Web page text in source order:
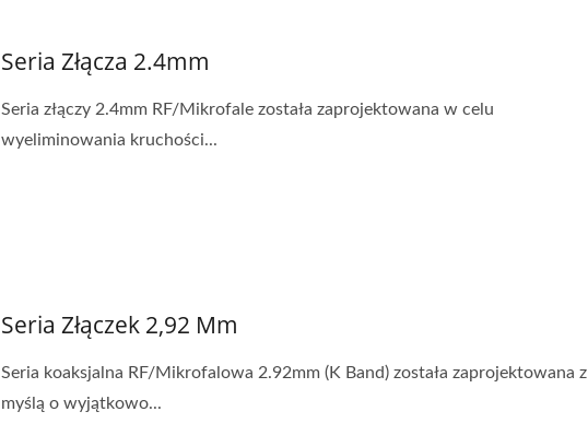
Seria Złącza 2.4mm
Seria złączy 2.4mm RF/Mikrofale została zaprojektowana w celu
wyeliminowania kruchości...
Seria Złączek 2,92 Mm
Seria koaksjalna RF/Mikrofalowa 2.92mm (K Band) została zaprojektowana z
myślą o wyjątkowo...